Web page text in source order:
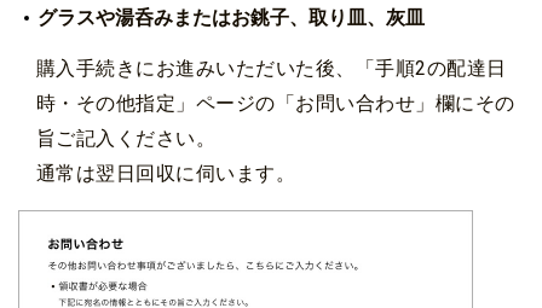
グラスや湯呑みまたはお銚子、取り皿、灰皿
購入手続きにお進みいただいた後、「手順2の配達日
時・その他指定」ページの「お問い合わせ」欄にその
旨ご記入ください。
通常は翌日回収に伺います。